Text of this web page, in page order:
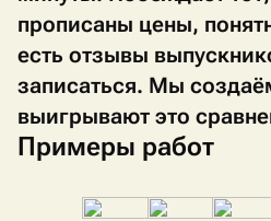
прописаны цены,
есть отзывы
записаться. Мы
выигрывают это
Примеры работ